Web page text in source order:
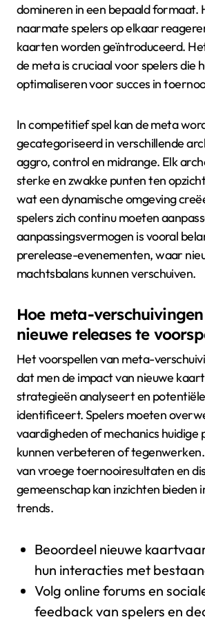
domineren in een bepaald formaat.
naarmate spelers op elkaar
kaarten worden geïntroduceerd.
de meta is cruciaal voor spelers die
optimaliseren voor succes in
In competitief spel kan de meta
gecategoriseerd in verschillende
aggro, control en midrange. Elk
sterke en zwakke punten ten
wat een dynamische omgeving
spelers zich continu moeten
aanpassingsvermogen is vooral
prerelease-evenementen, waar
machtsbalans kunnen verschuiven.
Hoe meta-
nieuwe releases te
Het voorspellen van meta-
dat men de impact van nieuwe
strategieën analyseert en
identificeert. Spelers moeten
vaardigheden of mechanics huidige
kunnen verbeteren of
van vroege toernooiresultaten en
gemeenschap kan inzichten bieden
trends.
Beoordeel nieuwe
hun interacties met
Volg online forums en
feedback van spelers en